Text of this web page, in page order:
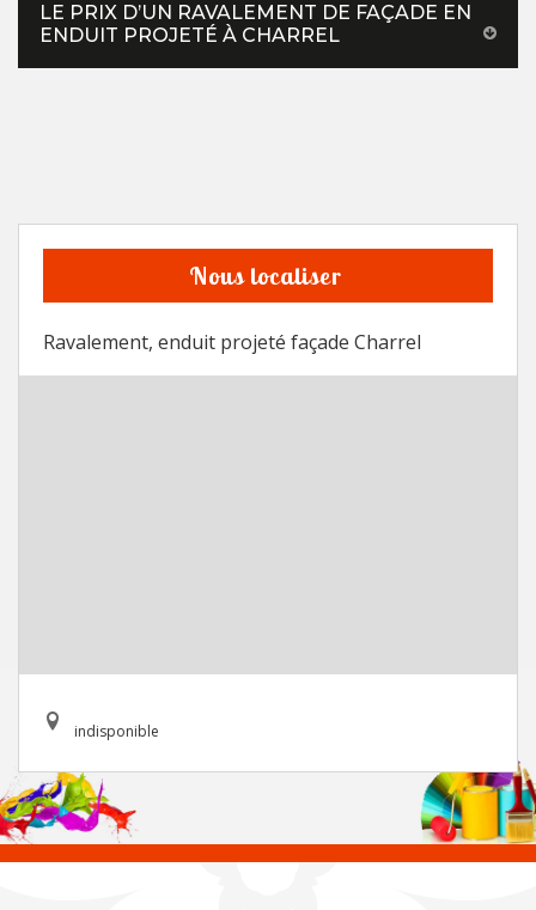
LE PRIX D’UN RAVALEMENT DE FAÇADE EN
ENDUIT PROJETÉ À CHARREL
Nous localiser
Ravalement, enduit projeté façade Charrel
indisponible